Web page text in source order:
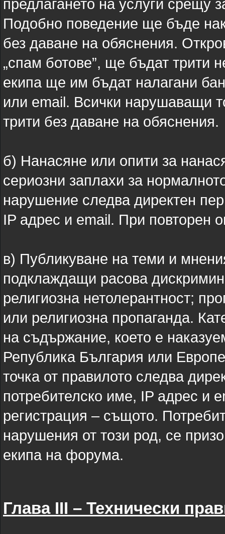
предлагането на услуги срещу
Подобно поведение ще бъде
без даване на обяснения.
„спам ботове”, ще бъдат трити
екипа ще им бъдат налагани
или email. Всички нарушаващи
трити без даване на обяснения.
б) Нанасяне или опити за
сериозни заплахи за
нарушение следва директен
IP адрес и email. При повторен
в) Публикуване на теми и
подклаждащи расова
религиозна нетолерантност;
или религиозна пропаганда.
на съдържание, което е
Република България или
точка от правилото следва
потребителско име, IP адрес и
регистрация – същото.
нарушения от този род, се
екипа на форума.
Глава III – Технически